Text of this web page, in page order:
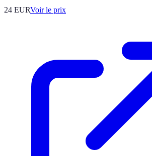
24 EURVoir le prix